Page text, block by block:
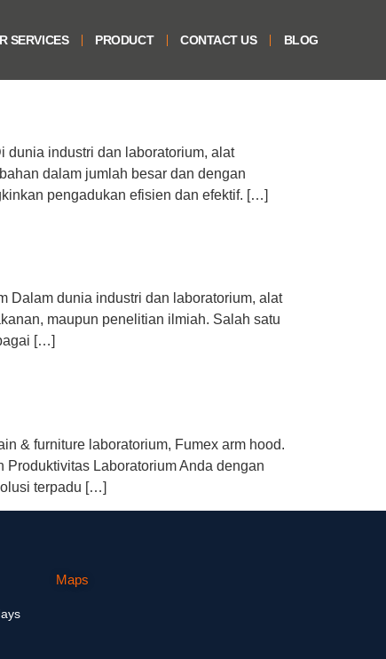
SERVICES PRODUCT CONTACT US BLOG
dunia industri dan laboratorium, alat
dalam jumlah besar dan dengan
pengadukan efisien dan efektif. […]
Dalam dunia industri dan laboratorium, alat
maupun penelitian ilmiah. Salah satu
[…]
& furniture laboratorium, Fumex arm hood.
Laboratorium Anda dengan
terpadu […]
Maps